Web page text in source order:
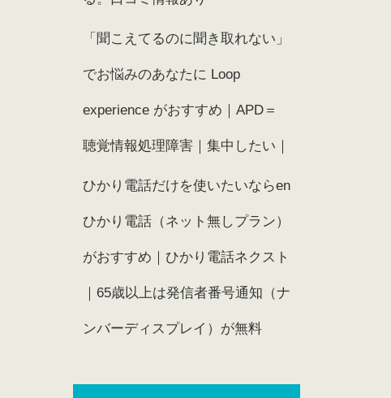
「聞こえてるのに聞き取れない」
でお悩みのあなたに Loop
experience がおすすめ｜APD＝
聴覚情報処理障害｜集中したい｜
ひかり電話だけを使いたいならen
ひかり電話（ネット無しプラン）
がおすすめ｜ひかり電話ネクスト
｜65歳以上は発信者番号通知（ナ
ンバーディスプレイ）が無料